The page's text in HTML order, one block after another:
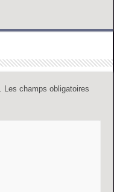
Les champs obligatoires